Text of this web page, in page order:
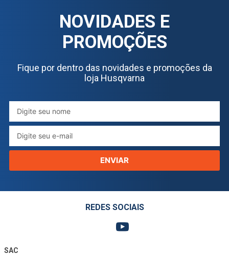
NOVIDADES E
PROMOÇÕES
Fique por dentro das novidades e promoções da
loja Husqvarna
ENVIAR
REDES SOCIAIS
SAC